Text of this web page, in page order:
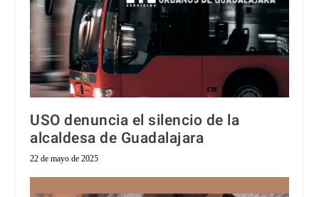
USO denuncia el silencio de la
alcaldesa de Guadalajara
22 de mayo de 2025